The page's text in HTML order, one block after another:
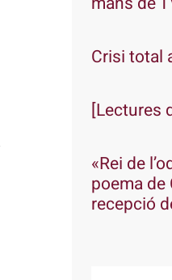
Crisi total
[Lectures
«Rei de
poema de
recepció